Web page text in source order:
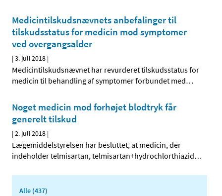
Medicintilskudsnævnets anbefalinger til
tilskudsstatus for medicin mod symptomer
ved overgangsalder
|3. juli 2018 |
Medicintilskudsnævnet har revurderet tilskudsstatus for
medicin til behandling af symptomer forbundet med…
Noget medicin mod forhøjet blodtryk får
generelt tilskud
|2. juli 2018 |
Lægemiddelstyrelsen har besluttet, at medicin, der
indeholder telmisartan, telmisartan+hydrochlorthiazid…
Alle (437)